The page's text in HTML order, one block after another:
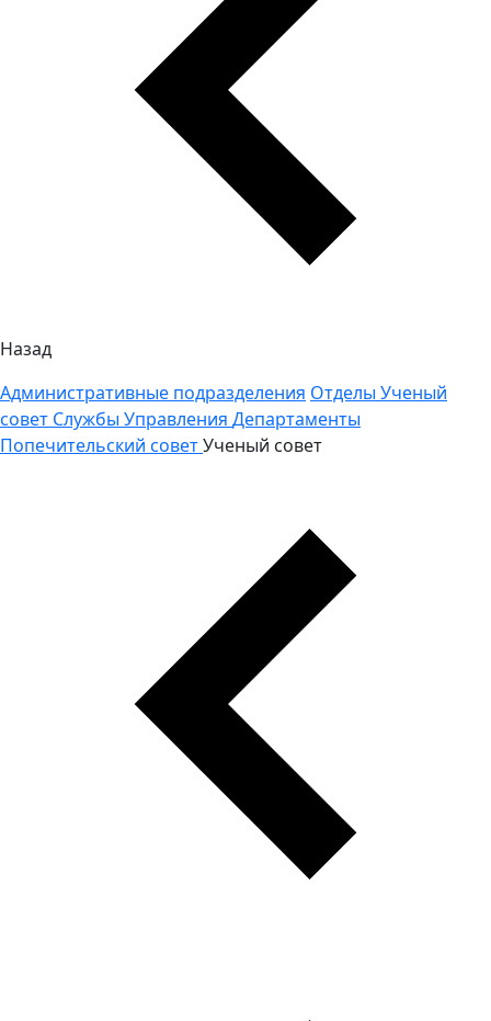
Назад
Административные подразделения Отделы Ученый
совет Службы Управления Департаменты
Попечительский советУченый совет